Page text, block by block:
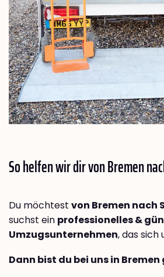
So helfen wir dir von Bremen
Du möchtest von Bremen nach
suchst ein professionelles &
Umzugsunternehmen, das
Dann bist du bei uns in